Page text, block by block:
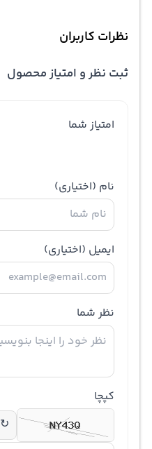
نظرات کاربران
ثبت نظر و امتیاز محصول
امتیاز شما
نام (اختیاری)
ایمیل (اختیاری)
نظر شما
کپچا
↻